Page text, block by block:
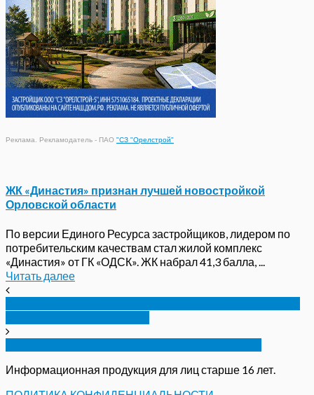
Реклама. Рекламодатель - ПАО "СЗ "Орелстрой"
ЖК «Династия» признан лучшей новостройкой
Орловской области
По версии Единого Ресурса застройщиков, лидером по
потребительским качествам стал жилой комплекс
«Династия» от ГК «ОДСК». ЖК набрал 41,3 балла, ...
Читать далее
Информационная продукция для лиц старше 16 лет.